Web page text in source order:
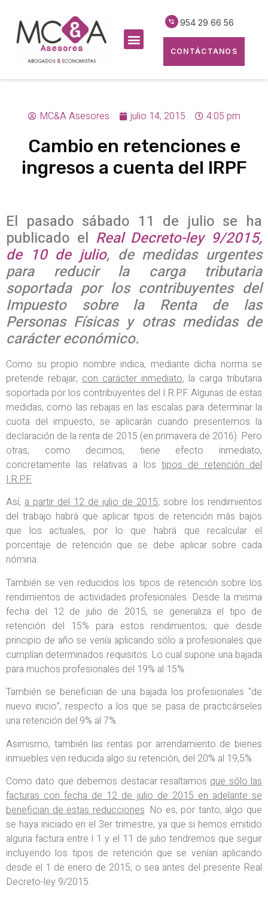
954 29 66 56
CONTÁCTANOS
MC&A Asesores julio 14, 2015 4:05 pm
Cambio en retenciones e
ingresos a cuenta del IRPF
El pasado sábado 11 de julio se ha
publicado el Real Decreto-ley 9/2015,
de 10 de julio, de medidas urgentes
para reducir la carga tributaria
soportada por los contribuyentes del
Impuesto sobre la Renta de las
Personas Físicas y otras medidas de
carácter económico.
Como su propio nombre indica, mediante dicha norma se
pretende rebajar, con carácter inmediato, la carga tributaria
soportada por los contribuyentes del I.R.P.F. Algunas de estas
medidas, como las rebajas en las escalas para determinar la
cuota del impuesto, se aplicarán cuando presentemos la
declaración de la renta de 2015 (en primavera de 2016). Pero
otras, como decimos, tiene efecto inmediato,
concretamente las relativas a los tipos de retención del
I.R.P.F.
Así, a partir del 12 de julio de 2015, sobre los rendimientos
del trabajo habrá que aplicar tipos de retención más bajos
que los actuales, por lo que habrá que recalcular el
porcentaje de retención que se debe aplicar sobre cada
nómina.
También se ven reducidos los tipos de retención sobre los
rendimientos de actividades profesionales. Desde la misma
fecha del 12 de julio de 2015, se generaliza el tipo de
retención del 15% para estos rendimientos, que desde
principio de año se venía aplicando sólo a profesionales que
cumplían determinados requisitos. Lo cual supone una bajada
para muchos profesionales del 19% al 15%.
También se benefician de una bajada los profesionales “de
nuevo inicio”, respecto a los que se pasa de practicárseles
una retención del 9% al 7%.
Asimismo, también las rentas por arrendamiento de bienes
inmuebles ven reducida algo su retención, del 20% al 19,5%.
Como dato que debemos destacar resaltamosque sólo las
facturas con fecha de 12 de julio de 2015 en adelante se
benefician de estas reducciones. No es, por tanto, algo que
se haya iniciado en el 3er trimestre, ya que si hemos emitido
alguna factura entre l 1 y el 11 de julio tendremos que seguir
incluyendo los tipos de retención que se venían aplicando
desde el 1 de enero de 2015, o sea antes del presente Real
Decreto-ley 9/2015.